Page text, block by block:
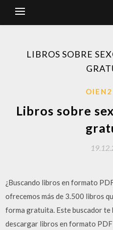
LIBROS SOBRE
Libros sobre
¿Buscando libros en formato
ofrecemos más de 3.500 libros
forma gratuita. Este buscador te
descargar libros en formato